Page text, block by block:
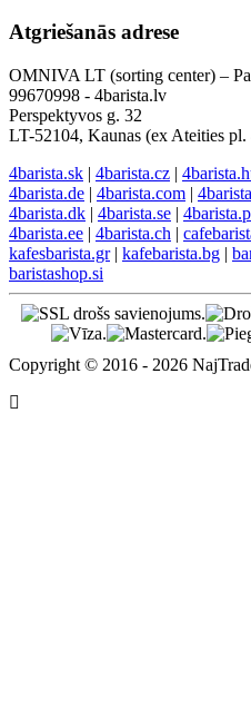
Atgriešanās adrese
OMNIVA LT (sorting center) –
99670998 - 4barista.lv
Perspektyvos g. 32
LT-52104, Kaunas (ex Ateities
4barista.sk | 4barista.cz |
4barista.de | 4barista.com |
4barista.dk | 4barista.se |
4barista.ee | 4barista.ch |
kafesbarista.gr| kafebarista.bg |
baristashop.si
Copyright © 2016 - 2026